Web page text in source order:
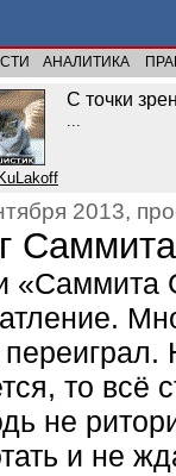
АНАЛИТИКА
С точки
2013,
«Саммита
переиграл.
то всё
не
и не